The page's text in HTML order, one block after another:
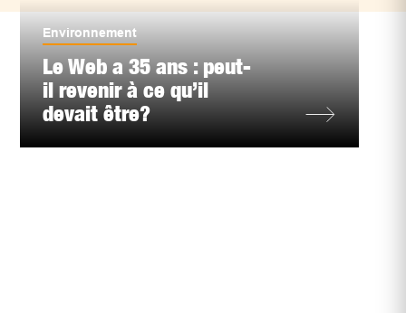
Environnement
Le Web a 35 ans : peut-
il revenir à ce qu’il
devait être?